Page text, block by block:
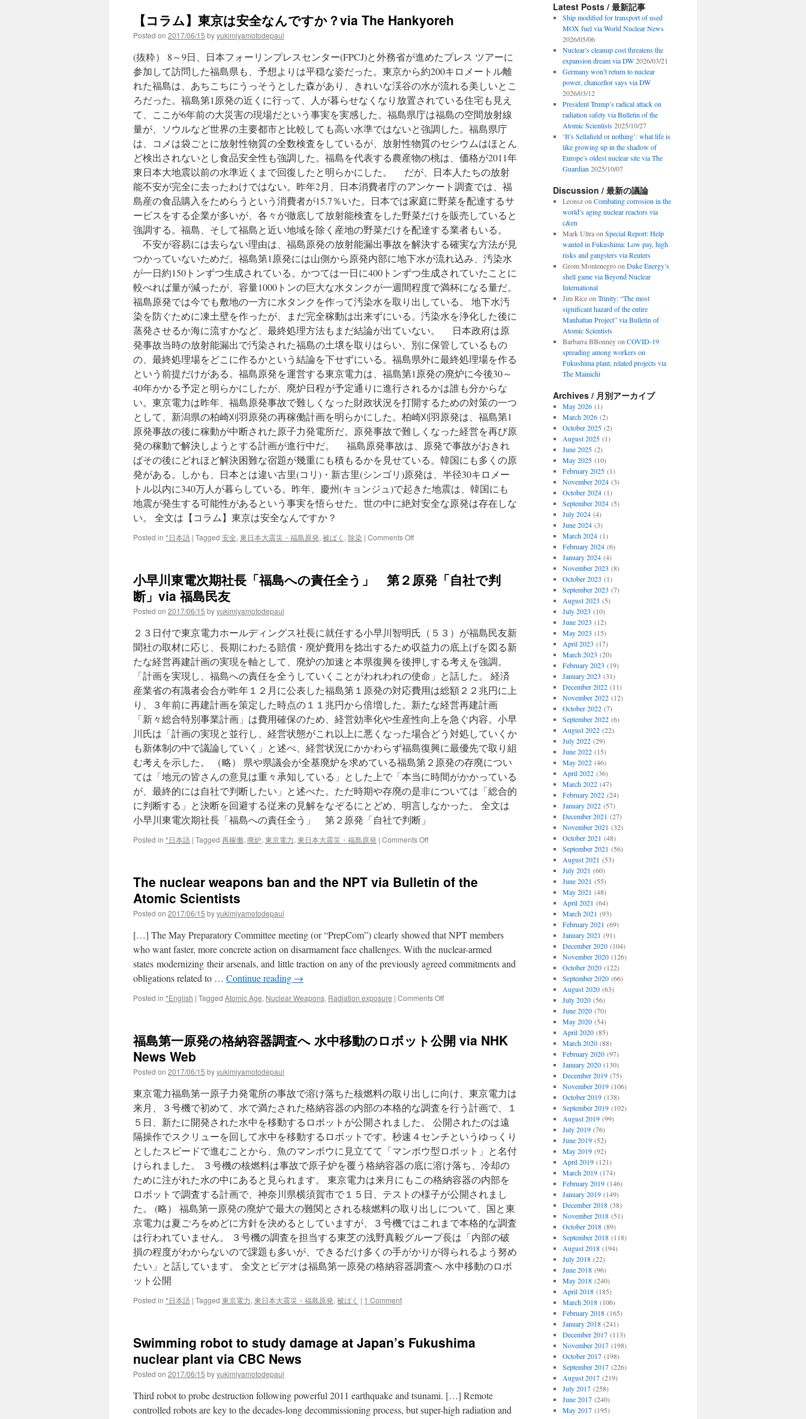
lifting
via
Lexington
Herald
Leader
【コラム】東京は安全なんですか？via The Hankyoreh
Posted on 2017/06/15 byyukimiyamotodepaul
(抜粋） 8～9日、日本フォーリンプレスセンター(FPCJ)と外務省が進めたプレス ツアーに
参加して訪問した福島県も、予想よりは平穏な姿だった。東京から約200キロメートル離
れた福島は、あちこちにうっそうとした森があり、きれいな渓谷の水が流れる美しいとこ
ろだった。福島第1原発の近くに行って、人が暮らせなくなり放置されている住宅も見え
て、ここが6年前の大災害の現場だという事実を実感した。福島県庁は福島の空間放射線
量が、ソウルなど世界の主要都市と比較しても高い水準ではないと強調した。福島県庁
は、コメは袋ごとに放射性物質の全数検査をしているが、放射性物質のセシウムはほとん
ど検出されないとし食品安全性も強調した。福島を代表する農産物の桃は、価格が2011年
東日本大地震以前の水準近くまで回復したと明らかにした。 だが、日本人たちの放射
能不安が完全に去ったわけではない。昨年2月、日本消費者庁のアンケート調査では、福
島産の食品購入をためらうという消費者が15.7％いた。日本では家庭に野菜を配達するサ
ービスをする企業が多いが、各々が徹底して放射能検査をした野菜だけを販売していると
強調する。福島、そして福島と近い地域を除く産地の野菜だけを配達する業者もいる。
不安が容易には去らない理由は、福島原発の放射能漏出事故を解決する確実な方法が見
つかっていないためだ。福島第1原発には山側から原発内部に地下水が流れ込み、汚染水
が一日約150トンずつ生成されている。かつては一日に400トンずつ生成されていたことに
較べれば量が減ったが、容量1000トンの巨大な水タンクが一週間程度で満杯になる量だ。
福島原発では今でも敷地の一方に水タンクを作って汚染水を取り出している。 地下水汚
染を防ぐために凍土壁を作ったが、まだ完全稼動は出来ずにいる。汚染水を浄化した後に
蒸発させるか海に流すかなど、最終処理方法もまだ結論が出ていない。 日本政府は原
発事故当時の放射能漏出で汚染された福島の土壌を取りはらい、別に保管しているもの
の、最終処理場をどこに作るかという結論を下せずにいる。福島県外に最終処理場を作る
という前提だけがある。福島原発を運営する東京電力は、福島第1原発の廃炉に今後30～
40年かかる予定と明らかにしたが、廃炉日程が予定通りに進行されるかは誰も分からな
い。東京電力は昨年、福島原発事故で難しくなった財政状況を打開するための対策の一つ
として、新潟県の柏崎刈羽原発の再稼働計画を明らかにした。柏崎刈羽原発は、福島第1
原発事故の後に稼動が中断された原子力発電所だ。原発事故で難しくなった経営を再び原
発の稼動で解決しようとする計画が進行中だ。 福島原発事故は、原発で事故がおきれ
ばその後にどれほど解決困難な宿題が幾重にも積もるかを見せている。韓国にも多くの原
発がある。しかも、日本とは違い古里(コリ)・新古里(シンゴリ)原発は、半径30キロメー
トル以内に340万人が暮らしている。昨年、慶州(キョンジュ)で起きた地震は、韓国にも
地震が発生する可能性があるという事実を悟らせた。世の中に絶対安全な原発は存在しな
い。 全文は【コラム】東京は安全なんですか？
Posted in *日本語 | Tagged 安全, 東日本大震災・福島原発, 被ばく , 除染 | Comments Offon
東
な
ん
で
す
か？
via
The
Hankyoreh
小早川東電次期社長「福島への責任全う」 第２原発「自社で判
断」via 福島民友
Posted on 2017/06/15 byyukimiyamotodepaul
２３日付で東京電力ホールディングス社長に就任する小早川智明氏（５３）が福島民友新
聞社の取材に応じ、長期にわたる賠償・廃炉費用を捻出するため収益力の底上げを図る新
たな経営再建計画の実現を軸として、廃炉の加速と本県復興を後押しする考えを強調。
「計画を実現し、福島への責任を全うしていくことがわれわれの使命」と話した。 経済
産業省の有識者会合が昨年１２月に公表した福島第１原発の対応費用は総額２２兆円に上
り、３年前に再建計画を策定した時点の１１兆円から倍増した。新たな経営再建計画
「新々総合特別事業計画」は費用確保のため、経営効率化や生産性向上を急ぐ内容。小早
川氏は「計画の実現と並行し、経営状態がこれ以上に悪くなった場合どう対処していくか
も新体制の中で議論していく」と述べ、経営状況にかかわらず福島復興に最優先で取り組
む考えを示した。 （略） 県や県議会が全基廃炉を求めている福島第２原発の存廃につい
ては「地元の皆さんの意見は重々承知している」とした上で「本当に時間がかかっている
が、最終的には自社で判断したい」と述べた。ただ時期や存廃の是非については「総合的
に判断する」と決断を回避する従来の見解をなぞるにとどめ、明言しなかった。 全文は
小早川東電次期社長「福島への責任全う」 第２原発「自社で判断」
Posted in *日本語 | Tagged 再稼働, 廃炉, 東京電力, 東日本大震災・福島原発 | Comments Offon
東
長
「福
へ
任
第
２
で
判
断」
via
福
島
民
友
The nuclear weapons ban and the NPT via Bulletin of the
Atomic Scientists
Posted on 2017/06/15 byyukimiyamotodepaul
[…] The May Preparatory Committee meeting (or “PrepCom”) clearly showed that NPT members
who want faster, more concrete action on disarmament face challenges. With the nuclear-armed
states modernizing their arsenals, and little traction on any of the previously agreed commitments and
obligations related to … Continue reading →
Posted in *English | Tagged Atomic Age, Nuclear Weapons, Radiation exposure | Comments Offon
ban
Bulletin
of
the
Atomic
Scientists
福島第一原発の格納容器調査へ 水中移動のロボット公開 via NHK
News Web
Posted on 2017/06/15 byyukimiyamotodepaul
東京電力福島第一原子力発電所の事故で溶け落ちた核燃料の取り出しに向け、東京電力は
来月、３号機で初めて、水で満たされた格納容器の内部の本格的な調査を行う計画で、１
５日、新たに開発された水中を移動するロボットが公開されました。 公開されたのは遠
隔操作でスクリューを回して水中を移動するロボットです。秒速４センチというゆっくり
としたスピードで進むことから、魚のマンボウに見立てて「マンボウ型ロボット」と名付
けられました。 ３号機の核燃料は事故で原子炉を覆う格納容器の底に溶け落ち、冷却の
ために注がれた水の中にあると見られます。 東京電力は来月にもこの格納容器の内部を
ロボットで調査する計画で、神奈川県横須賀市で１５日、テストの様子が公開されまし
た。 (略） 福島第一原発の廃炉で最大の難関とされる核燃料の取り出しについて、国と東
京電力は夏ごろをめどに方針を決めるとしていますが、３号機ではこれまで本格的な調査
は行われていません。 ３号機の調査を担当する東芝の浅野真毅グループ長は「内部の破
損の程度がわからないので課題も多いが、できるだけ多くの手がかりが得られるよう努め
たい」と話しています。 全文とビデオは福島第一原発の格納容器調査へ 水中移動のロボ
ット公開
Posted in *日本語 | Tagged 東京電力, 東日本大震災・福島原発, 被ばく | 1 Comment
Swimming robot to study damage at Japan’s Fukushima
nuclear plant via CBC News
Posted on 2017/06/15 byyukimiyamotodepaul
Third robot to probe destruction following powerful 2011 earthquake and tsunami. […] Remote
controlled robots are key to the decades-long decommissioning process, but super-high radiation and
Latest Posts / 最新記事
Ship modified for transport of used
MOX fuel via World Nuclear News
2026/05/06
Nuclear’s cleanup cost threatens the
expansion dream via DW 2026/03/21
Germany won’t return to nuclear
power, chancellor says via DW
2026/03/12
President Trump’s radical attack on
radiation safety via Bulletin of the
Atomic Scientists 2025/10/27
‘It’s Sellafield or nothing’: what life is
like growing up in the shadow of
Europe’s oldest nuclear site via The
Guardian 2025/10/07
Discussion / 最新の議論
Leonszon Combating corrosion in the
world’s aging nuclear reactors via
c&en
Mark Ultraon Special Report: Help
wanted in Fukushima: Low pay, high
risks and gangsters via Reuters
Grom Montenegroon Duke Energy’s
shell game via Beyond Nuclear
International
Jim Riceon Trinity: “The most
significant hazard of the entire
Manhattan Project” via Bulletin of
Atomic Scientists
Barbarra BBonneyon COVID-19
spreading among workers on
Fukushima plant, related projects via
The Mainichi
Archives / 月別アーカイブ
May 2026(1)
March 2026(2)
October 2025(2)
August 2025(1)
June 2025(2)
May 2025(10)
February 2025(1)
November 2024(3)
October 2024(1)
September 2024(5)
July 2024(4)
June 2024(3)
March 2024(1)
February 2024(6)
January 2024(4)
November 2023 (8)
October 2023 (1)
September 2023 (7)
August 2023 (5)
July 2023 (10)
June 2023 (12)
May 2023 (15)
April 2023 (17)
March 2023 (20)
February 2023 (19)
January 2023 (31)
December 2022(11)
November 2022(12)
October 2022(7)
September 2022(6)
August 2022(22)
July 2022(29)
June 2022(15)
May 2022(46)
April 2022(36)
March 2022(47)
February 2022(24)
January 2022(57)
December 2021 (27)
November 2021 (32)
October 2021 (48)
September 2021 (56)
August 2021 (53)
July 2021 (60)
June 2021 (55)
May 2021 (48)
April 2021 (64)
March 2021 (93)
February 2021 (69)
January 2021 (91)
December 2020(104)
November 2020(126)
October 2020(122)
September 2020(66)
August 2020(63)
July 2020(56)
June 2020(70)
May 2020(54)
April 2020(85)
March 2020(88)
February 2020(97)
January 2020(130)
December 2019(75)
November 2019(106)
October 2019(138)
September 2019(102)
August 2019(99)
July 2019(76)
June 2019(52)
May 2019(92)
April 2019(121)
March 2019(174)
February 2019(146)
January 2019(149)
December 2018(38)
November 2018(51)
October 2018(89)
September 2018(118)
August 2018(194)
July 2018(22)
June 2018(96)
May 2018(240)
April 2018(185)
March 2018(106)
February 2018(165)
January 2018(241)
December 2017(113)
November 2017(198)
October 2017(198)
September 2017(226)
August 2017(219)
July 2017(258)
June 2017(240)
May 2017(195)